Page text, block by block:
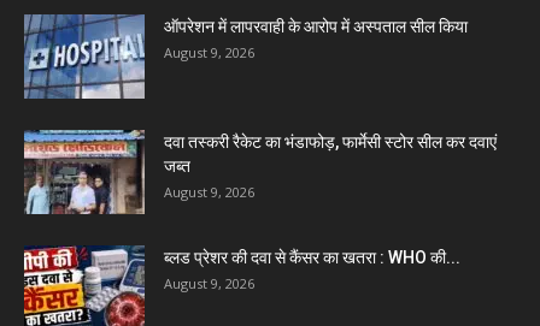
ऑपरेशन में लापरवाही के आरोप में अस्पताल सील किया
August 9, 2026
दवा तस्करी रैकेट का भंडाफोड़, फार्मेसी स्टोर सील कर दवाएं
जब्त
August 9, 2026
ब्लड प्रेशर की दवा से कैंसर का खतरा : WHO की...
August 9, 2026